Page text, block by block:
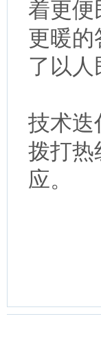
着更便
更暖的
了以人
技术迭
拨打热
应。